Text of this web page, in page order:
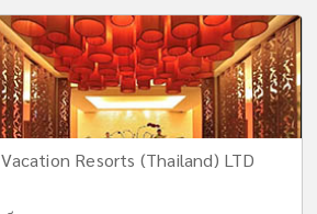
Resorts (Thailand) LTD